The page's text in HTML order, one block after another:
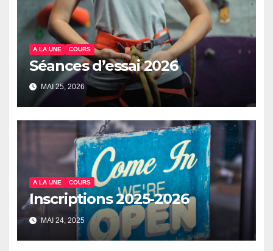
A LA UNE COURS
Séances d’essai 2026
MAI 25, 2026
A LA UNE COURS
Inscriptions 2025-2026
MAI 24, 2025